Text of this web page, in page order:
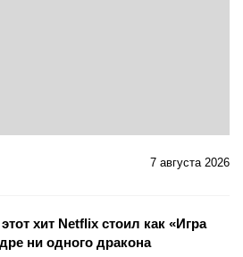
7 августа 2026
хит Netflix стоил как «Игра
ни одного дракона